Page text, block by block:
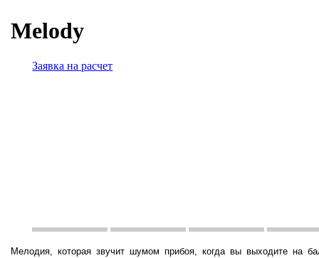
Melody
Заявка на расчет
Мелодия, которая звучит шумом прибоя, когда вы выходите на